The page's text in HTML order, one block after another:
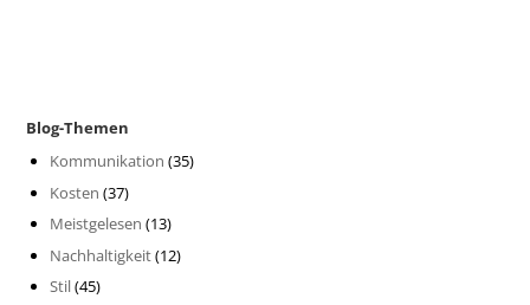
Blog-Themen
Kommunikation (35)
Kosten (37)
Meistgelesen (13)
Nachhaltigkeit(12)
Stil(45)